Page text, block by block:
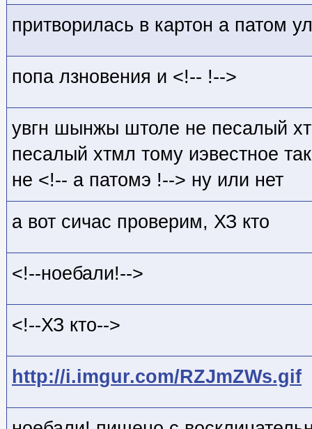
притворилась в картон а патом
попа лзновения и <!-- !-->
увгн шынжы штоле не песалый
песалый хтмл тому иэвестное
не <!-- а патомэ !--> ну или нет
а вот сичас проверим, ХЗ кто
<!--ноебали!-->
<!--ХЗ кто-->
http://i.imgur.com/RZJmZWs.gif